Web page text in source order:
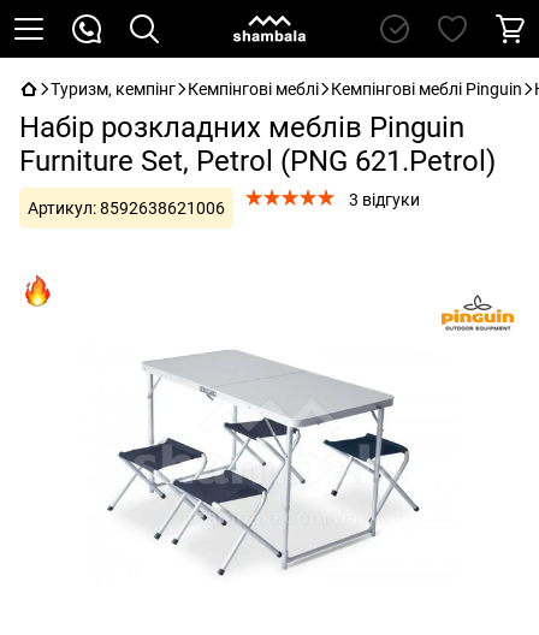
Туризм, кемпінг Кемпінгові меблі Кемпінгові меблі Pinguin
Набір розкладних меблів Pinguin
Furniture Set, Petrol (PNG 621.Petrol)
Артикул:8592638621006 3 відгуки